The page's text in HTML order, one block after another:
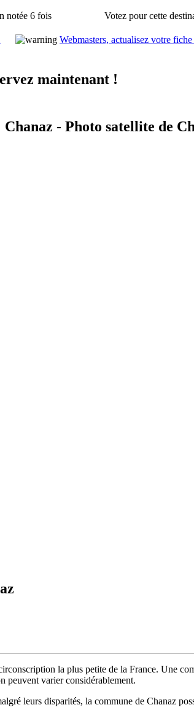
notée 6 fois Votez pour cette
Webmasters, actualisez votre
maintenant !
- Photo satellite de
la plus petite de la France. Une
peuvent varier considérablement.
leurs disparités, la commune de Chanaz